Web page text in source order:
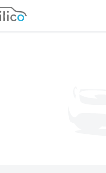
ビリコ